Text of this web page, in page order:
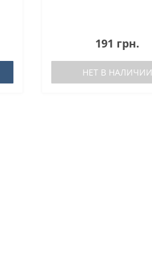
191 грн.
НЕТ В НАЛИЧИИ